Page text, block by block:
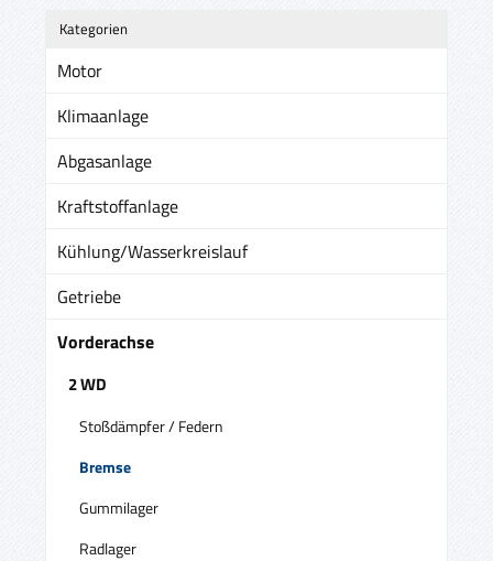
Kategorien
Motor
Klimaanlage
Abgasanlage
Kraftstoffanlage
Kühlung/Wasserkreislauf
Getriebe
Vorderachse
2 WD
Stoßdämpfer / Federn
Bremse
Gummilager
Radlager